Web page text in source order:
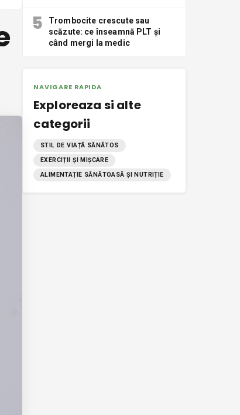
5
Trombocite crescute sau
scăzute: ce înseamnă PLT și
când mergi la medic
NAVIGARE RAPIDA
Exploreaza si alte
categorii
STIL DE VIAȚĂ SĂNĂTOS
EXERCIȚII ȘI MIȘCARE
ALIMENTAȚIE SĂNĂTOASĂ ȘI NUTRIȚIE